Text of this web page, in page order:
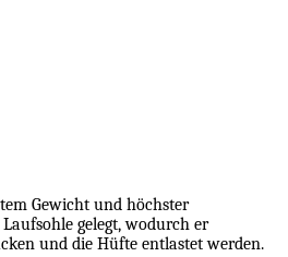
Gewicht und höchster
gelegt, wodurch er
und die Hüfte entlastet werden.